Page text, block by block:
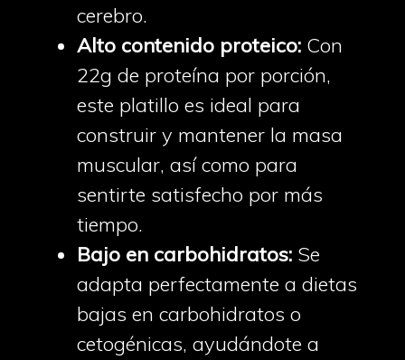
cerebro.
Alto contenido proteico: Con
22g de proteína por porción,
este platillo es ideal para
construir y mantener la masa
muscular, así como para
sentirte satisfecho por más
tiempo.
Bajo en carbohidratos: Se
adapta perfectamente a dietas
bajas en carbohidratos o
cetogénicas, ayudándote a